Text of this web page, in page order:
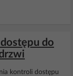
do
kontroli dostępu